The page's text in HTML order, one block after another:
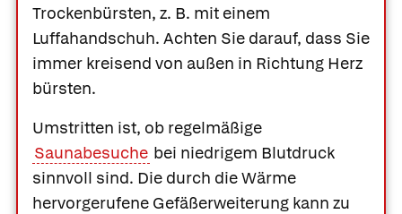
Trockenbürsten, z. B. mit einem
Luffahandschuh. Achten Sie darauf, dass Sie
immer kreisend von außen in Richtung Herz
bürsten.
Umstritten ist, ob regelmäßige
Saunabesuche bei niedrigem Blutdruck
sinnvoll sind. Die durch die Wärme
hervorgerufene Gefäßerweiterung kann zu